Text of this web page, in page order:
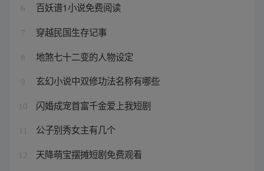
6 百妖谱1小说免费阅读
7 穿越民国生存记事
8 地煞七十二变的人物设定
9 玄幻小说中双修功法名称有哪些
10 闪婚成宠首富千金爱上我短剧
公子别秀女主有几个
12 天降萌宝摆摊短剧免费观看